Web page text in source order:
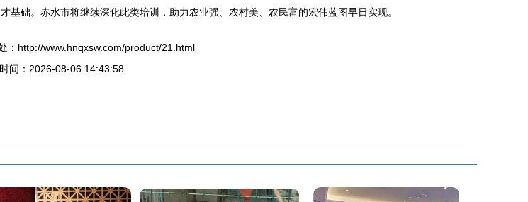
础。赤水市将继续深化此类培训，助力农业强、农村美、农民富的宏伟蓝图早日实现。
：http://www.hnqxsw.com/product/21.html
间：2026-08-06 14:43:58